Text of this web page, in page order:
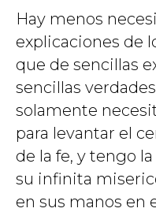
Hay menos
explicaciones de
que de sencillas
sencillas
solamente
para levantar el
de la fe, y tengo
su infinita
en sus manos en